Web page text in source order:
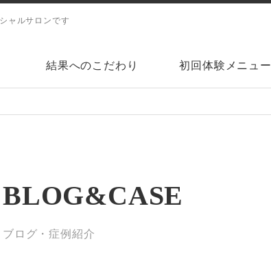
ャルサロンです
結果へのこだわり 初回体験メニュー
BLOG&CASE
ブログ・症例紹介